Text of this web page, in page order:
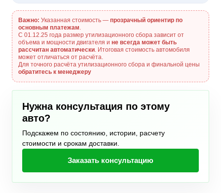
Важно: Указанная стоимость — прозрачный ориентир по
основным платежам.
С 01.12.25 года размер утилизационного сбора зависит от
объема и мощности двигателя и не всегда может быть
рассчитан автоматически. Итоговая стоимость автомобиля
может отличаться от расчёта.
Для точного расчёта утилизационного сбора и финальной цены
обратитесь к менеджеру
Нужна консультация по этому
авто?
Подскажем по состоянию, истории, расчету
стоимости и срокам доставки.
Заказать консультацию